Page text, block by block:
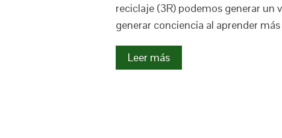
reciclaje (3R) podemos generar
generar conciencia al aprender
Leer más